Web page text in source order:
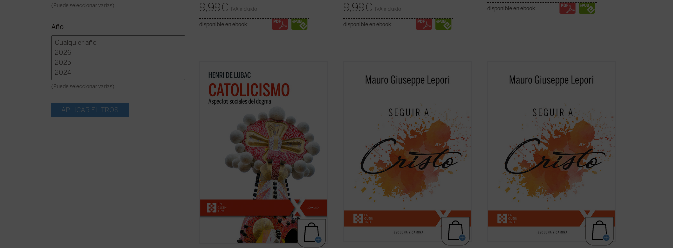
(Puede seleccionar varias)
Año
(Puede seleccionar varias)
9,99€ IVA incluido
disponible en ebook:
9,99€ IVA incluido
disponible en ebook:
disponible en ebook:
En este gran clásico, de carácter
programático, del padre De Lubac se
perfilan los dos rasgos esenciales de la
realidadcatólica. Por un lado, la
universal como acontecimiento salvífico
(ver ficha)
No existe universidad, curso de
formación, estudio, que pueda enseñar
meditaciones recogidas en este volumen
son breves enseñanzas que el P. Mauro
Lepori ofrece, en el ...(ver ficha)
No existe universidad, curso de
formación, estudio, que pueda enseñar
meditaciones recogidas en este volumen
son breves enseñanzas que el P. Mauro
Lepori ofrece, en el ...(ver ficha)